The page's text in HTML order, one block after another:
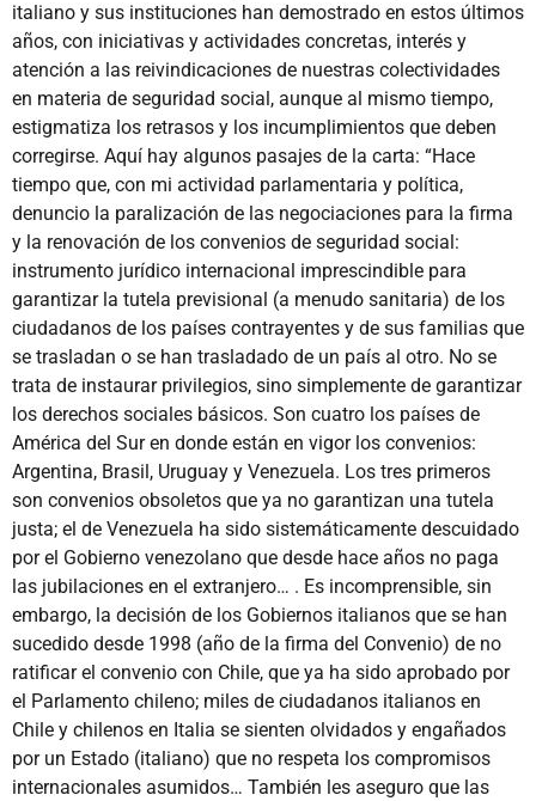
italiano y sus instituciones han demostrado en estos últimos
años, con iniciativas y actividades concretas, interés y
atención a las reivindicaciones de nuestras colectividades
en materia de seguridad social, aunque al mismo tiempo,
estigmatiza los retrasos y los incumplimientos que deben
corregirse. Aquí hay algunos pasajes de la carta: “Hace
tiempo que, con mi actividad parlamentaria y política,
denuncio la paralización de las negociaciones para la firma
y la renovación de los convenios de seguridad social:
instrumento jurídico internacional imprescindible para
garantizar la tutela previsional (a menudo sanitaria) de los
ciudadanos de los países contrayentes y de sus familias que
se trasladan o se han trasladado de un país al otro. No se
trata de instaurar privilegios, sino simplemente de garantizar
los derechos sociales básicos. Son cuatro los países de
América del Sur en donde están en vigor los convenios:
Argentina, Brasil, Uruguay y Venezuela. Los tres primeros
son convenios obsoletos que ya no garantizan una tutela
justa; el de Venezuela ha sido sistemáticamente descuidado
por el Gobierno venezolano que desde hace años no paga
las jubilaciones en el extranjero… . Es incomprensible, sin
embargo, la decisión de los Gobiernos italianos que se han
sucedido desde 1998 (año de la firma del Convenio) de no
ratificar el convenio con Chile, que ya ha sido aprobado por
el Parlamento chileno; miles de ciudadanos italianos en
Chile y chilenos en Italia se sienten olvidados y engañados
por un Estado (italiano) que no respeta los compromisos
internacionales asumidos… También les aseguro que las